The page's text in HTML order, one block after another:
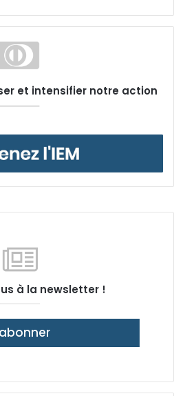
et intensifier notre action
à la newsletter !